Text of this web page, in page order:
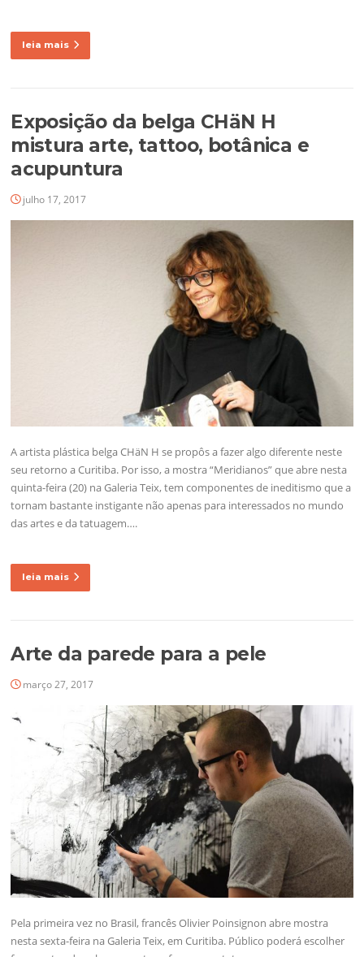
leia mais
Exposição da belga CHäN H
mistura arte, tattoo, botânica e
acupuntura
julho 17, 2017
A artista plástica belga CHäN H se propôs a fazer algo diferente neste
seu retorno a Curitiba. Por isso, a mostra “Meridianos” que abre nesta
quinta-feira (20) na Galeria Teix, tem componentes de ineditismo que a
tornam bastante instigante não apenas para interessados no mundo
das artes e da tatuagem….
leia mais
Arte da parede para a pele
março 27, 2017
Pela primeira vez no Brasil, francês Olivier Poinsignon abre mostra
nesta sexta-feira na Galeria Teix, em Curitiba. Público poderá escolher